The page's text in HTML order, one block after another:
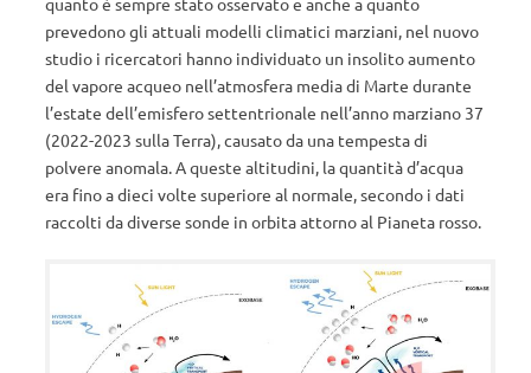
prevedono gli attuali modelli climatici marziani, nel nuovo
studio i ricercatori hanno individuato un insolito aumento
del vapore acqueo nell’atmosfera media di Marte durante
l’estate dell’emisfero settentrionale nell’anno marziano 37
(2022-2023 sulla Terra), causato da una tempesta di
polvere anomala. A queste altitudini, la quantità d’acqua
era fino a dieci volte superiore al normale, secondo i dati
raccolti da diverse sonde in orbita attorno al Pianeta rosso.